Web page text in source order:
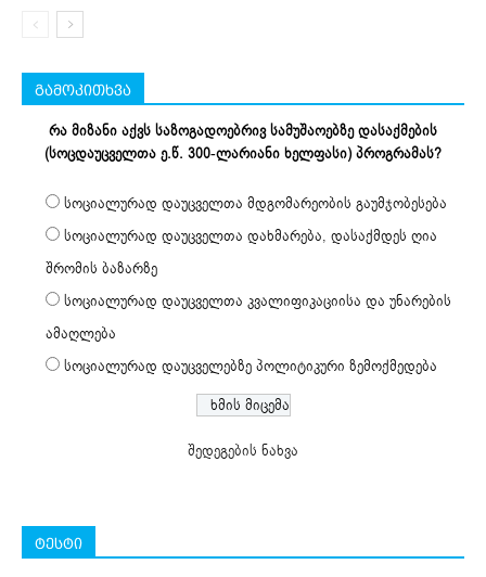
გამოკითხვა
რა მიზანი აქვს საზოგადოებრივ სამუშაოებზე დასაქმების
(სოცდაუცველთა ე.წ. 300-ლარიანი ხელფასი) პროგრამას?
სოციალურად დაუცველთა მდგომარეობის გაუმჯობესება
სოციალურად დაუცველთა დახმარება, დასაქმდეს ღია
შრომის ბაზარზე
სოციალურად დაუცველთა კვალიფიკაციისა და უნარების
ამაღლება
სოციალურად დაუცველებზე პოლიტიკური ზემოქმედება
შედეგების ნახვა
ტესტი